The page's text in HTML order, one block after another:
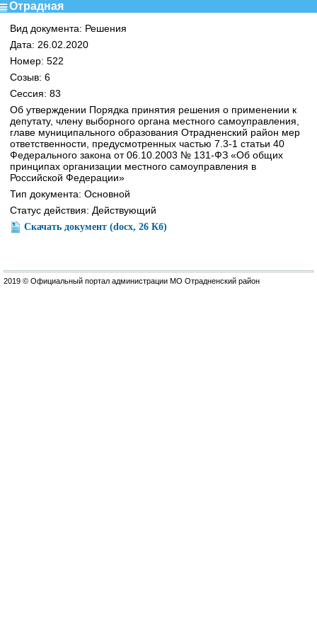
Отрадная
Вид документа: Решения
Дата: 26.02.2020
Номер: 522
Созыв: 6
Сессия: 83
Об утверждении Порядка принятия решения о применении к
депутату, члену выборного органа местного самоуправления,
главе муниципального образования Отрадненский район мер
ответственности, предусмотренных частью 7.3-1 статьи 40
Федерального закона от 06.10.2003 № 131-ФЗ «Об общих
принципах организации местного самоуправления в
Российской Федерации»
Тип документа: Основной
Статус действия: Действующий
Скачать документ (docx, 26 Кб)
2019 © Официальный портал администрации МО Отрадненский район